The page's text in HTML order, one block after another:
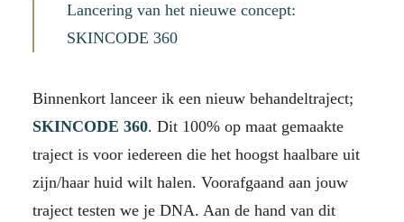
Lancering van het nieuwe concept:
SKINCODE 360
Binnenkort lanceer ik een nieuw behandeltraject;
SKINCODE 360. Dit 100% op maat gemaakte
traject is voor iedereen die het hoogst haalbare uit
zijn/haar huid wilt halen. Voorafgaand aan jouw
traject testen we je DNA. Aan de hand van dit